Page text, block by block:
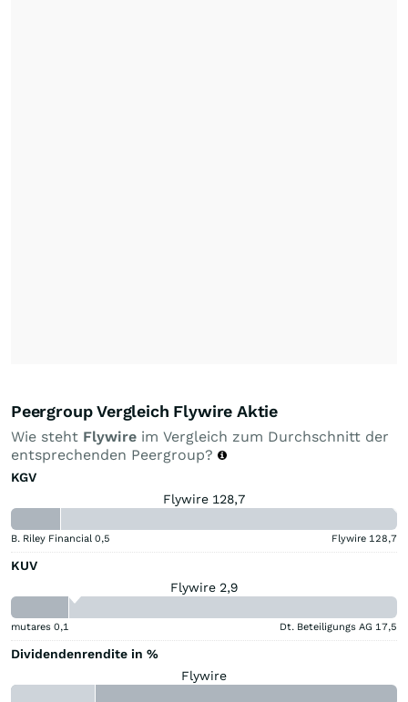
Peergroup Vergleich Flywire Aktie
Wie steht Flywire im Vergleich zum Durchschnitt der
entsprechenden Peergroup?
KGV
Flywire 128,7
B. Riley Financial 0,5 Flywire 128,7
KUV
Flywire 2,9
mutares 0,1 Dt. Beteiligungs AG 17,5
Dividendenrendite in %
Flywire